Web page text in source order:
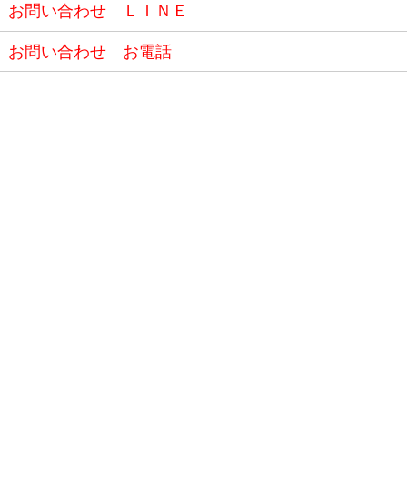
お問い合わせ ＬＩＮＥ
お問い合わせ お電話